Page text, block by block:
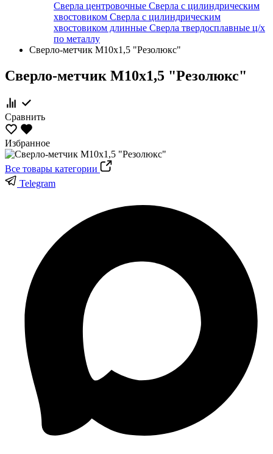
Сверла центровочные Сверла с цилиндрическим
хвостовиком Сверла с цилиндрическим
хвостовиком длинные Сверла твердосплавные ц/х
по металлу
Сверло-метчик М10х1,5 "Резолюкс"
Сверло-метчик М10х1,5 "Резолюкс"
Сравнить
Избранное
Все товары категории
Telegram